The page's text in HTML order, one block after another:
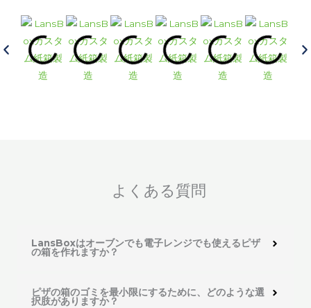
よくある質問
LansBoxはオーブンでも電子レンジでも使えるピザ
の箱を作れますか？
ピザの箱のゴミを最小限にするために、どのような選
択肢がありますか？